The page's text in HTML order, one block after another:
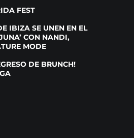
FEST
IBIZA SE UNEN EN EL
CON NANDI,
MODE
DE BRUNCH!